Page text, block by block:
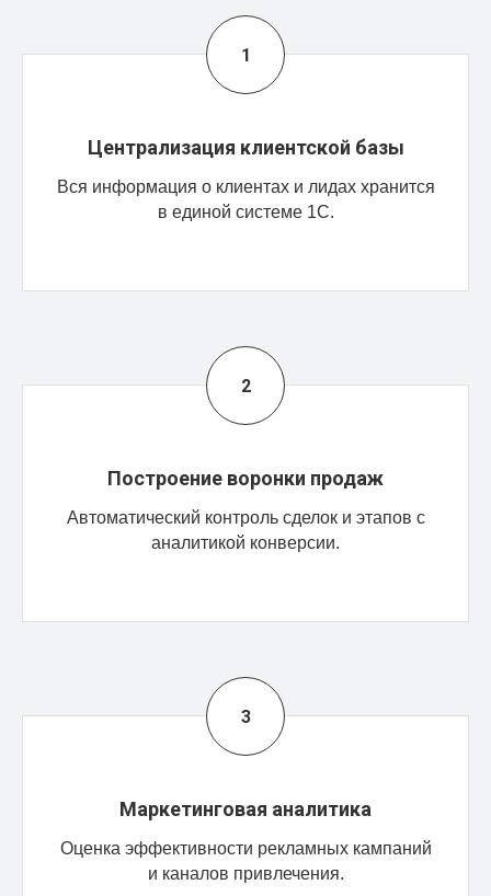
Централизация клиентской базы
Вся информация о клиентах и лидах хранится
в единой системе 1С.
Построение воронки продаж
Автоматический контроль сделок и этапов с
аналитикой конверсии.
Маркетинговая аналитика
Оценка эффективности рекламных кампаний
и каналов привлечения.